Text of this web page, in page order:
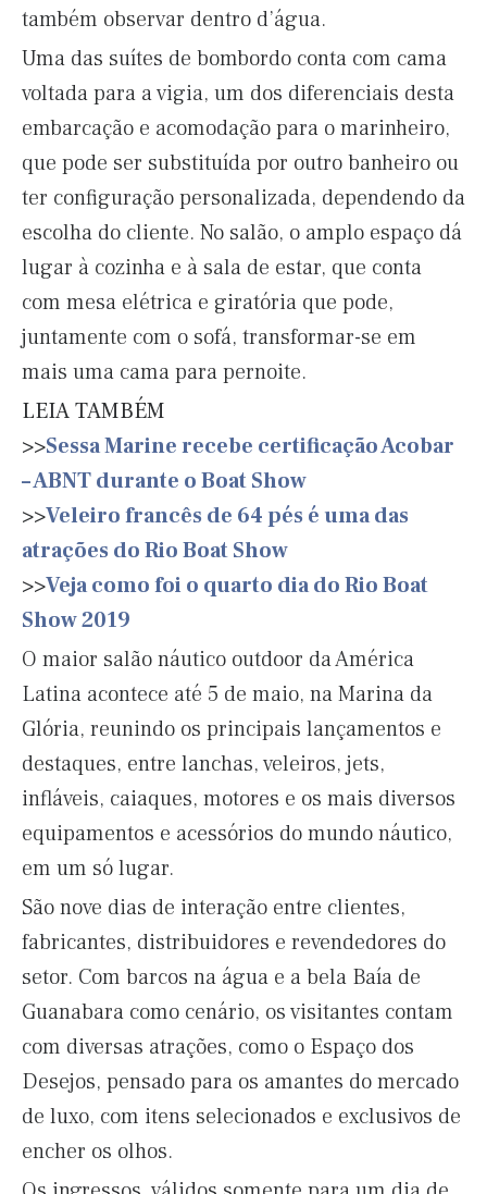
também observar dentro d’água.
Uma das suítes de bombordo conta com cama
voltada para a vigia, um dos diferenciais desta
embarcação e acomodação para o marinheiro,
que pode ser substituída por outro banheiro ou
ter configuração personalizada, dependendo da
escolha do cliente. No salão, o amplo espaço dá
lugar à cozinha e à sala de estar, que conta
com mesa elétrica e giratória que pode,
juntamente com o sofá, transformar-se em
mais uma cama para pernoite.
LEIA TAMBÉM
>>Sessa Marine recebe certificação Acobar
– ABNT durante o Boat Show
>>Veleiro francês de 64 pés é uma das
atrações do Rio Boat Show
>>Veja como foi o quarto dia do Rio Boat
Show 2019
O maior salão náutico outdoor da América
Latina acontece até 5 de maio, na Marina da
Glória, reunindo os principais lançamentos e
destaques, entre lanchas, veleiros, jets,
infláveis, caiaques, motores e os mais diversos
equipamentos e acessórios do mundo náutico,
em um só lugar.
São nove dias de interação entre clientes,
fabricantes, distribuidores e revendedores do
setor. Com barcos na água e a bela Baía de
Guanabara como cenário, os visitantes contam
com diversas atrações, como o Espaço dos
Desejos, pensado para os amantes do mercado
de luxo, com itens selecionados e exclusivos de
encher os olhos.